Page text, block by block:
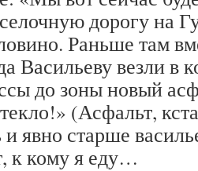
дорогу на
Раньше там
Васильеву везли в
до зоны новый
(Асфальт,
явно старше
к кому я еду…